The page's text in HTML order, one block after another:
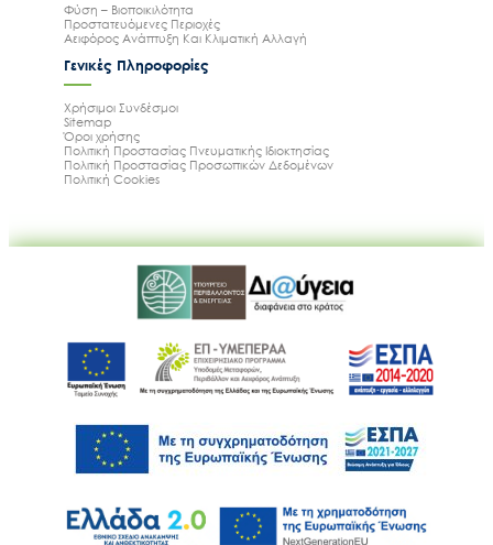
Φύση – Βιοποικιλότητα
Προστατευόμενες Περιοχές
Αειφόρος Ανάπτυξη Και Κλιματική Αλλαγή
Γενικές Πληροφορίες
Χρήσιμοι Συνδέσμοι
Sitemap
Όροι χρήσης
Πολιτική Προστασίας Πνευματικής Ιδιοκτησίας
Πολιτική Προστασίας Προσωπικών Δεδομένων
Πολιτική Cookies